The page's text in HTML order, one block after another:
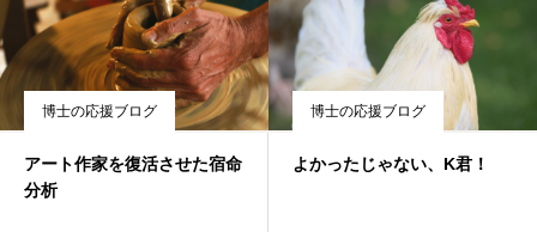
博士の応援ブログ
アート作家を復活させた宿命
分析
博士の応援ブログ
よかったじゃない、K君！